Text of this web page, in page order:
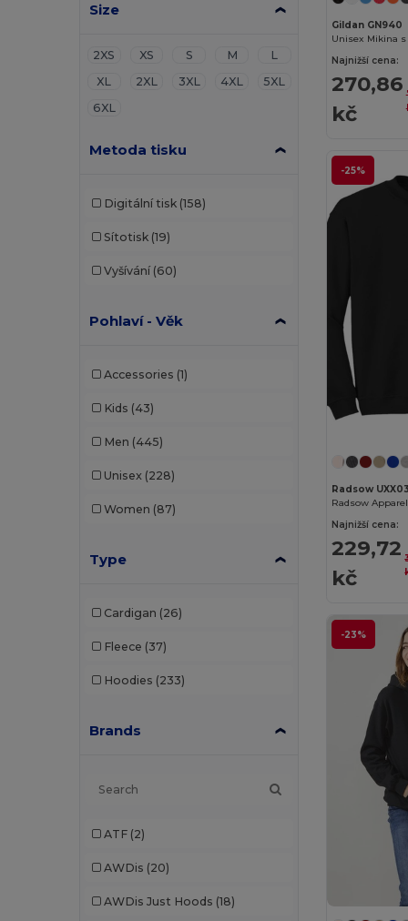
Size
2XS XS S M
L
XL
2XL 3XL 4XL
5XL
6XL
Metoda tisku
Digitální tisk (158)
Sítotisk (19)
Vyšívání (60)
Pohlaví - Věk
Accessories (1)
Kids (43)
Men (445)
Unisex (228)
Women (87)
Type
Cardigan (26)
Fleece (37)
Hoodies (233)
Brands
ATF (2)
AWDis (20)
AWDis Just Hoods (18)
Gildan GN940
Unisex Mikina s
Najnižší cena:
270,86
kč
-25%
Radsow UXX03
Najnižší cena:
229,72
kč
-23%